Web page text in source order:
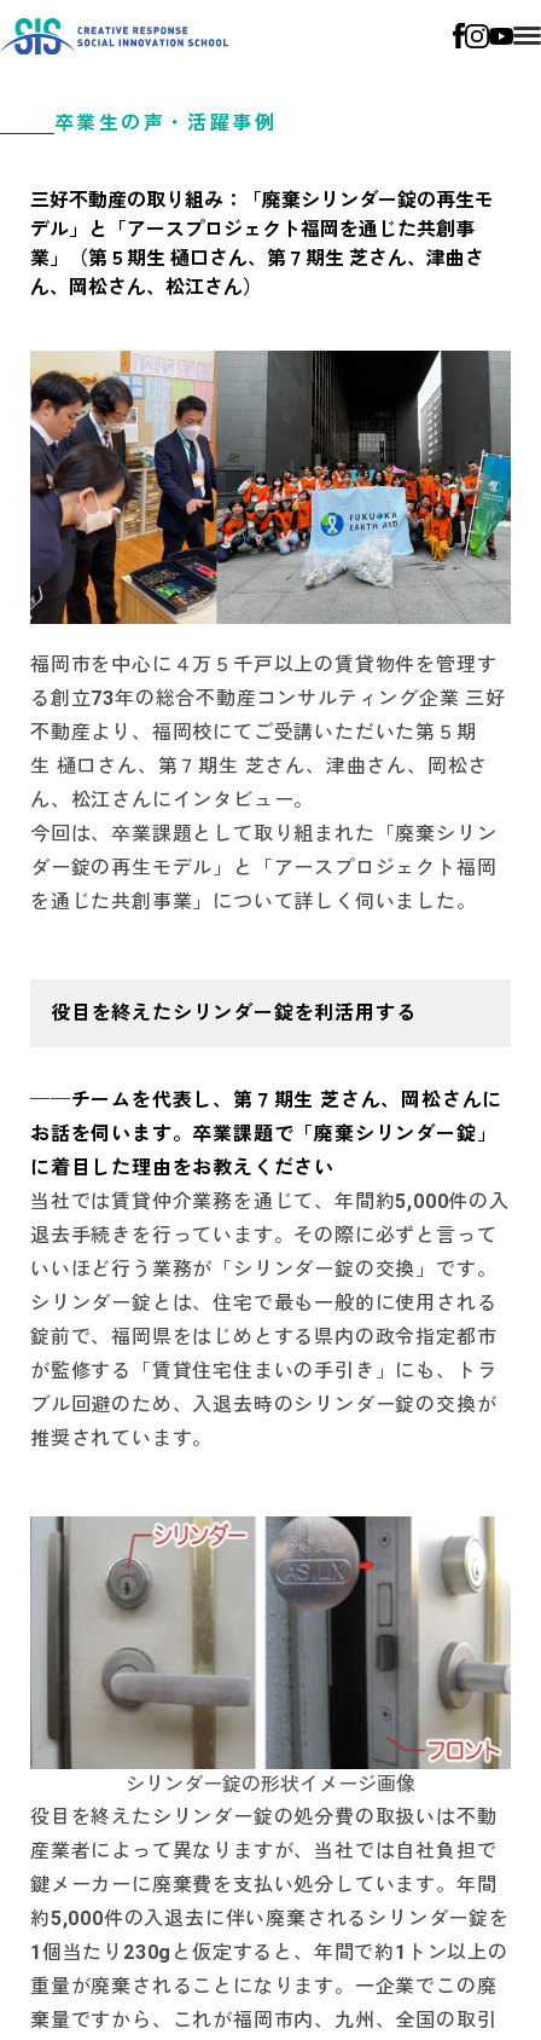
卒業生の声・活躍事例
三好不動産の取り組み：「廃棄シリンダー錠の再生モ
デル」と「アースプロジェクト福岡を通じた共創事
業」（第５期生 樋口さん、第７期生 芝さん、津曲さ
ん、岡松さん、松江さん）
福岡市を中心に４万５千戸以上の賃貸物件を管理す
る創立73年の総合不動産コンサルティング企業 三好
不動産より、福岡校にてご受講いただいた第５期
生 樋口さん、第７期生 芝さん、津曲さん、岡松さ
ん、松江さんにインタビュー。
今回は、卒業課題として取り組まれた「廃棄シリン
ダー錠の再生モデル」と「アースプロジェクト福岡
を通じた共創事業」について詳しく伺いました。
役目を終えたシリンダー錠を利活用する
──チームを代表し、第７期生 芝さん、岡松さんに
お話を伺います。卒業課題で「廃棄シリンダー錠」
に着目した理由をお教えください
当社では賃貸仲介業務を通じて、年間約5,000件の入
退去手続きを行っています。その際に必ずと言って
いいほど行う業務が「シリンダー錠の交換」です。
シリンダー錠とは、住宅で最も一般的に使用される
錠前で、福岡県をはじめとする県内の政令指定都市
が監修する「賃貸住宅住まいの手引き」にも、トラ
ブル回避のため、入退去時のシリンダー錠の交換が
推奨されています。
シリンダー錠の形状イメージ画像
役目を終えたシリンダー錠の処分費の取扱いは不動
産業者によって異なりますが、当社では自社負担で
鍵メーカーに廃棄費を支払い処分しています。年間
約5,000件の入退去に伴い廃棄されるシリンダー錠を
1個当たり230gと仮定すると、年間で約1トン以上の
重量が廃棄されることになります。一企業でこの廃
棄量ですから、これが福岡市内、九州、全国の取引